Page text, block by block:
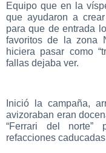
Equipo que en la
que ayudaron a
para que de entrada
favoritos de la zona
hiciera pasar como
fallas dejaba ver.
Inició la campaña,
avizoraban eran
“Ferrari del
refacciones